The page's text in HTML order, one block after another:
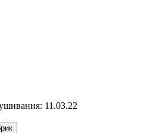
11.03.22